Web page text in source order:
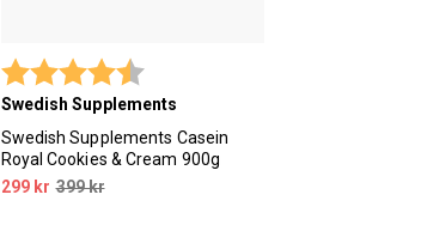
Betyg: 4.3 utav 5 stjärnor
Swedish Supplements
Swedish Supplements Casein
Royal Cookies & Cream 900g
299 kr 399 kr